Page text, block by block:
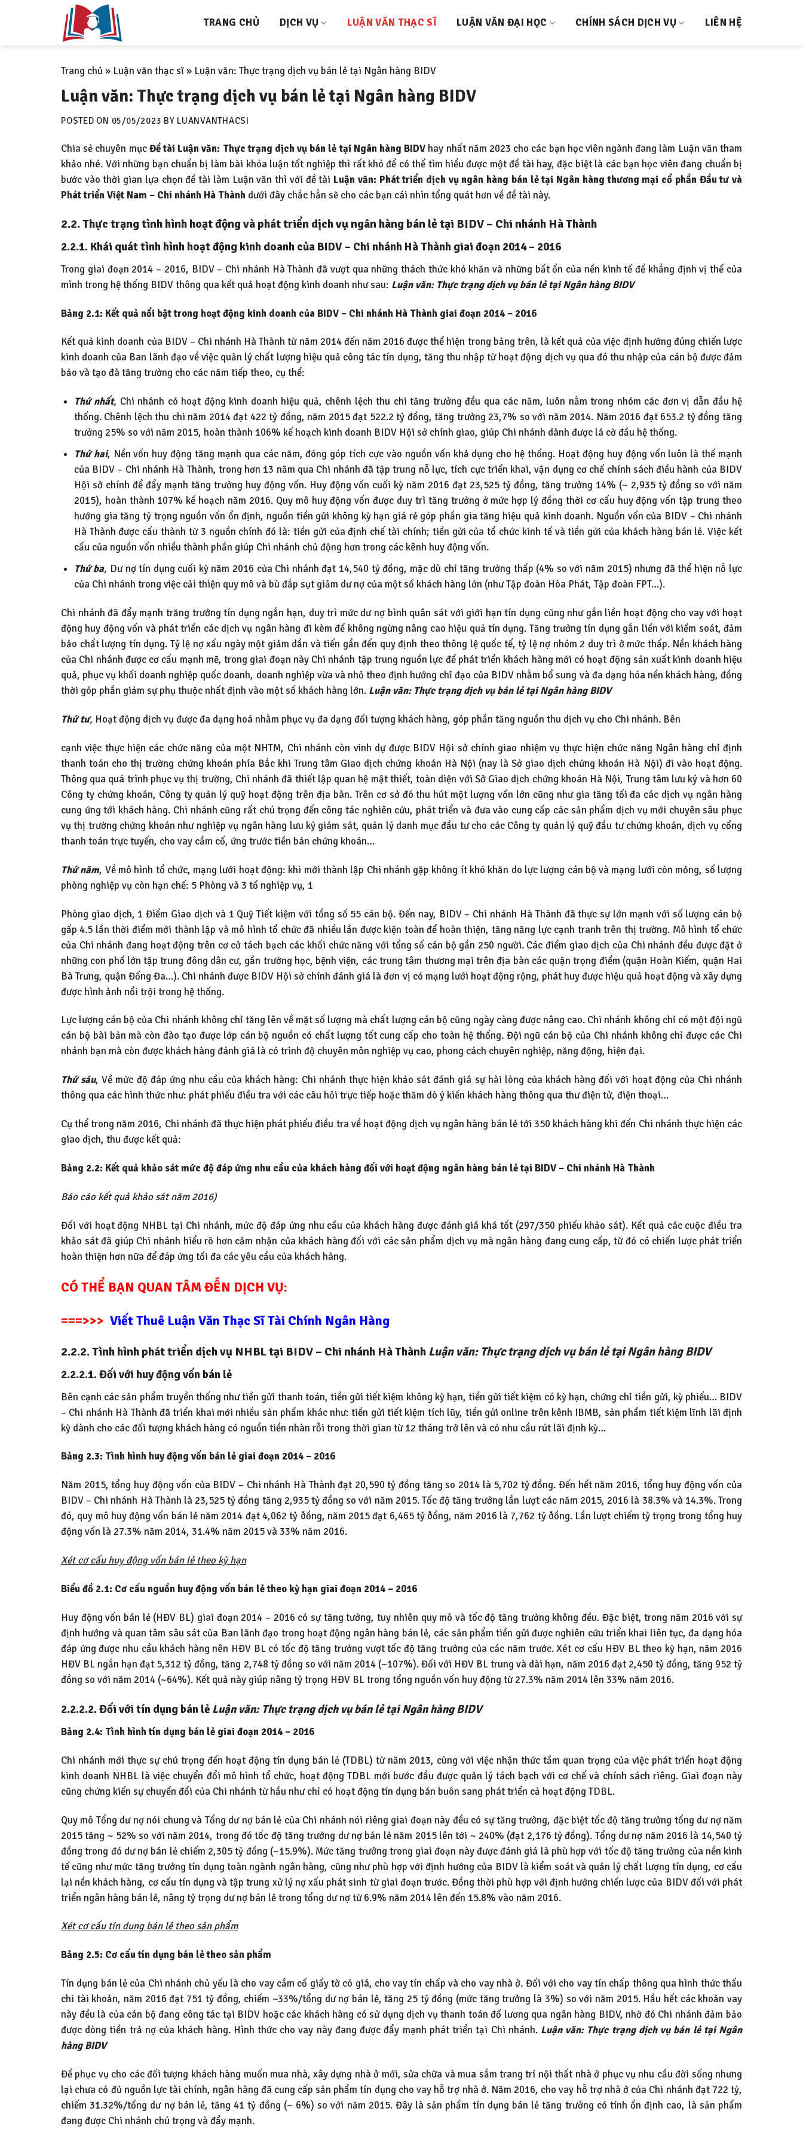
TRANG CHỦ DỊCH VỤ LUẬN VĂN THẠC SĨ LUẬN VĂN ĐẠI HỌC CHÍNH SÁCH DỊCH VỤ LIÊN HỆ
Trang chủ» Luận văn thạc sĩ» Luận văn: Thực trạng dịch vụ bán lẻ tại Ngân hàng BIDV
Luận văn: Thực trạng dịch vụ bán lẻ tại Ngân hàng BIDV
POSTED ON 05/05/2023 BY LUANVANTHACSI
Chia sẻ chuyên mụcĐề tài Luận văn: Thực trạng dịch vụ bán lẻ tại Ngân hàng BIDV hay nhất năm 2023 cho các bạn học viên ngành đang làm Luận văn tham
khảo nhé. Với những bạn chuẩn bị làm bài khóa luận tốt nghiệp thì rất khó để có thể tìm hiểu được một đề tài hay, đặc biệt là các bạn học viên đang chuẩn bị
bước vào thời gian lựa chọn đề tài làm Luận văn thì với đề tài Luận văn: Phát triển dịch vụ ngân hàng bán lẻ tại Ngân hàng thương mại cổ phần Đầu tư và
Phát triển Việt Nam – Chi nhánh Hà Thành dưới đây chắc hẳn sẽ cho các bạn cái nhìn tổng quát hơn về đề tài này.
2.2. Thực trạng tình hình hoạt động và phát triển dịch vụ ngân hàng bán lẻ tại BIDV – Chi nhánh Hà Thành
2.2.1. Khái quát tình hình hoạt động kinh doanh của BIDV – Chi nhánh Hà Thành giai đoạn 2014 – 2016
Trong giai đoạn 2014 – 2016, BIDV – Chi nhánh Hà Thành đã vượt qua những thách thức khó khăn và những bất ổn của nền kinh tế để khẳng định vị thế của
mình trong hệ thống BIDV thông qua kết quả hoạt động kinh doanh như sau: Luận văn: Thực trạng dịch vụ bán lẻ tại Ngân hàng BIDV
Bảng 2.1: Kết quả nổi bật trong hoạt động kinh doanh của BIDV – Chi nhánh Hà Thành giai đoạn 2014 – 2016
Kết quả kinh doanh của BIDV – Chi nhánh Hà Thành từ năm 2014 đến năm 2016 được thể hiện trong bảng trên, là kết quả của việc định hướng đúng chiến lược
kinh doanh của Ban lãnh đạo về việc quản lý chất lượng hiệu quả công tác tín dụng, tăng thu nhập từ hoạt động dịch vụ qua đó thu nhập của cán bộ được đảm
bảo và tạo đà tăng trưởng cho các năm tiếp theo, cụ thể:
Thứ nhất, Chi nhánh có hoạt động kinh doanh hiệu quả, chênh lệch thu chi tăng trưởng đều qua các năm, luôn nằm trong nhóm các đơn vị dẫn đầu hệ
thống. Chênh lệch thu chi năm 2014 đạt 422 tỷ đồng, năm 2015 đạt 522.2 tỷ đồng, tăng trưởng 23,7% so với năm 2014. Năm 2016 đạt 653.2 tỷ đồng tăng
trưởng 25% so với năm 2015, hoàn thành 106% kế hoạch kinh doanh BIDV Hội sở chính giao, giúp Chi nhánh dành được lá cờ đầu hệ thống.
Thứ hai, Nền vốn huy động tăng mạnh qua các năm, đóng góp tích cực vào nguồn vốn khả dụng cho hệ thống. Hoạt động huy động vốn luôn là thế mạnh
của BIDV – Chi nhánh Hà Thành, trong hơn 13 năm qua Chi nhánh đã tập trung nỗ lực, tích cực triển khai, vận dụng cơ chế chính sách điều hành của BIDV
Hội sở chính để đẩy mạnh tăng trưởng huy động vốn. Huy động vốn cuối kỳ năm 2016 đạt 23,525 tỷ đồng, tăng trưởng 14% (~ 2,935 tỷ đồng so với năm
2015), hoàn thành 107% kế hoạch năm 2016. Quy mô huy động vốn được duy trì tăng trưởng ở mức hợp lý đồng thời cơ cấu huy động vốn tập trung theo
hướng gia tăng tỷ trọng nguồn vốn ổn định, nguồn tiền gửi không kỳ hạn giá rẻ góp phần gia tăng hiệu quả kinh doanh. Nguồn vốn của BIDV – Chi nhánh
Hà Thành được cấu thành từ 3 nguồn chính đó là: tiền gửi của định chế tài chính; tiền gửi của tổ chức kinh tế và tiền gửi của khách hàng bán lẻ. Việc kết
cấu của nguồn vốn nhiều thành phần giúp Chi nhánh chủ động hơn trong các kênh huy động vốn.
Thứ ba, Dư nợ tín dụng cuối kỳ năm 2016 của Chi nhánh đạt 14,540 tỷ đồng, mặc dù chỉ tăng trưởng thấp (4% so với năm 2015) nhưng đã thể hiện nỗ lực
của Chi nhánh trong việc cải thiện quy mô và bù đắp sụt giảm dư nợ của một số khách hàng lớn (như Tập đoàn Hòa Phát, Tập đoàn FPT…).
Chi nhánh đã đẩy mạnh trăng trưởng tín dụng ngắn hạn, duy trì mức dư nợ bình quân sát với giới hạn tín dụng cũng như gắn liền hoạt động cho vay với hoạt
động huy động vốn và phát triển các dịch vụ ngân hàng đi kèm để không ngừng nâng cao hiệu quả tín dụng. Tăng trưởng tín dụng gắn liền với kiểm soát, đảm
bảo chất lượng tín dụng. Tỷ lệ nợ xấu ngày một giảm dần và tiến gần đến quy định theo thông lệ quốc tế, tỷ lệ nợ nhóm 2 duy trì ở mức thấp. Nền khách hàng
của Chi nhánh được cơ cấu mạnh mẽ, trong giai đoạn này Chi nhánh tập trung nguồn lực để phát triển khách hàng mới có hoạt động sản xuất kinh doanh hiệu
quả, phục vụ khối doanh nghiệp quốc doanh, doanh nghiệp vừa và nhỏ theo định hướng chỉ đạo của BIDV nhằm bổ sung và đa dạng hóa nền khách hàng, đồng
thời góp phần giảm sự phụ thuộc nhất định vào một số khách hàng lớn. Luận văn: Thực trạng dịch vụ bán lẻ tại Ngân hàng BIDV
Thứ tư, Hoạt động dịch vụ được đa dạng hoá nhằm phục vụ đa dạng đối tượng khách hàng, góp phần tăng nguồn thu dịch vụ cho Chi nhánh. Bên
cạnh việc thực hiện các chức năng của một NHTM, Chi nhánh còn vinh dự được BIDV Hội sở chính giao nhiệm vụ thực hiện chức năng Ngân hàng chỉ định
thanh toán cho thị trường chứng khoán phía Bắc khi Trung tâm Giao dịch chứng khoán Hà Nội (nay là Sở giao dịch chứng khoán Hà Nội) đi vào hoạt động.
Thông qua quá trình phục vụ thị trường, Chi nhánh đã thiết lập quan hệ mật thiết, toàn diện với Sở Giao dịch chứng khoán Hà Nội, Trung tâm lưu ký và hơn 60
Công ty chứng khoán, Công ty quản lý quỹ hoạt động trên địa bàn. Trên cơ sở đó thu hút một lượng vốn lớn cũng như gia tăng tối đa các dịch vụ ngân hàng
cung ứng tới khách hàng. Chi nhánh cũng rất chú trọng đến công tác nghiên cứu, phát triển và đưa vào cung cấp các sản phẩm dịch vụ mới chuyên sâu phục
vụ thị trường chứng khoán như nghiệp vụ ngân hàng lưu ký giám sát, quản lý danh mục đầu tư cho các Công ty quản lý quỹ đầu tư chứng khoán, dịch vụ cổng
thanh toán trực tuyến, cho vay cầm cố, ứng trước tiền bán chứng khoán…
Thứ năm, Về mô hình tổ chức, mạng lưới hoạt động: khi mới thành lập Chi nhánh gặp không ít khó khăn do lực lượng cán bộ và mạng lưới còn mỏng, số lượng
phòng nghiệp vụ còn hạn chế: 5 Phòng và 3 tổ nghiệp vụ, 1
Phòng giao dịch, 1 Điểm Giao dịch và 1 Quỹ Tiết kiệm với tổng số 55 cán bộ. Đến nay, BIDV – Chi nhánh Hà Thành đã thực sự lớn mạnh với số lượng cán bộ
gấp 4.5 lần thời điểm mới thành lập và mô hình tổ chức đã nhiều lần được kiện toàn để hoàn thiện, tăng năng lực cạnh tranh trên thị trường. Mô hình tổ chức
của Chi nhánh đang hoạt động trên cơ cở tách bạch các khối chức năng với tổng số cán bộ gần 250 người. Các điểm giao dịch của Chi nhánh đều được đặt ở
những con phố lớn tập trung đông dân cư, gần trường học, bệnh viện, các trung tâm thương mại trên địa bàn các quận trọng điểm (quận Hoàn Kiếm, quận Hai
Bà Trưng, quận Đống Đa…). Chi nhánh được BIDV Hội sở chính đánh giá là đơn vị có mạng lưới hoạt động rộng, phát huy được hiệu quả hoạt động và xây dựng
được hình ảnh nổi trội trong hệ thống.
Lực lượng cán bộ của Chi nhánh không chỉ tăng lên về mặt số lượng mà chất lượng cán bộ cũng ngày càng được nâng cao. Chi nhánh không chỉ có một đội ngũ
cán bộ bài bản mà còn đào tạo được lớp cán bộ nguồn có chất lượng tốt cung cấp cho toàn hệ thống. Đội ngũ cán bộ của Chi nhánh không chỉ được các Chi
nhánh bạn mà còn được khách hàng đánh giá là có trình độ chuyên môn nghiệp vụ cao, phong cách chuyên nghiệp, năng động, hiện đại.
Thứ sáu, Về mức độ đáp ứng nhu cầu của khách hàng: Chi nhánh thực hiện khảo sát đánh giá sự hài lòng của khách hàng đối với hoạt động của Chi nhánh
thông qua các hình thức như: phát phiếu điều tra với các câu hỏi trực tiếp hoặc thăm dò ý kiến khách hàng thông qua thư điện tử, điện thoại…
Cụ thể trong năm 2016, Chi nhánh đã thực hiện phát phiếu điều tra về hoạt động dịch vụ ngân hàng bán lẻ tới 350 khách hàng khi đến Chi nhánh thực hiện các
giao dịch, thu được kết quả:
Bảng 2.2: Kết quả khảo sát mức độ đáp ứng nhu cầu của khách hàng đối với hoạt động ngân hàng bán lẻ tại BIDV – Chi nhánh Hà Thành
Báo cáo kết quả khảo sát năm 2016)
Đối với hoạt động NHBL tại Chi nhánh, mức độ đáp ứng nhu cầu của khách hàng được đánh giá khá tốt (297/350 phiếu khảo sát). Kết quả các cuộc điều tra
khảo sát đã giúp Chi nhánh hiểu rõ hơn cảm nhận của khách hàng đối với các sản phẩm dịch vụ mà ngân hàng đang cung cấp, từ đó có chiến lược phát triển
hoàn thiện hơn nữa để đáp ứng tối đa các yêu cầu của khách hàng.
CÓ THỂ BẠN QUAN TÂM ĐẾN DỊCH VỤ:
===>>> Viết Thuê Luận Văn Thạc Sĩ Tài Chính Ngân Hàng
2.2.2. Tình hình phát triển dịch vụ NHBL tại BIDV – Chi nhánh Hà Thành Luận văn: Thực trạng dịch vụ bán lẻ tại Ngân hàng BIDV
2.2.2.1. Đối với huy động vốn bán lẻ
Bên cạnh các sản phẩm truyền thống như tiền gửi thanh toán, tiền gửi tiết kiệm không kỳ hạn, tiền gửi tiết kiệm có kỳ hạn, chứng chỉ tiền gửi, kỳ phiếu… BIDV
– Chi nhánh Hà Thành đã triển khai mới nhiều sản phẩm khác như: tiền gửi tiết kiệm tích lũy, tiền gửi online trên kênh IBMB, sản phẩm tiết kiệm lĩnh lãi định
kỳ dành cho các đối tượng khách hàng có nguồn tiền nhàn rỗi trong thời gian từ 12 tháng trở lên và có nhu cầu rút lãi định kỳ…
Bảng 2.3: Tình hình huy động vốn bán lẻ giai đoạn 2014 – 2016
Năm 2015, tổng huy động vốn của BIDV – Chi nhánh Hà Thành đạt 20,590 tỷ đồng tăng so 2014 là 5,702 tỷ đồng. Đến hết năm 2016, tổng huy động vốn của
BIDV – Chi nhánh Hà Thành là 23,525 tỷ đồng tăng 2,935 tỷ đồng so với năm 2015. Tốc độ tăng trưởng lần lượt các năm 2015, 2016 là 38.3% và 14.3%. Trong
đó, quy mô huy động vốn bán lẻ năm 2014 đạt 4,062 tỷ ðồng, năm 2015 đạt 6,465 tỷ ðồng, năm 2016 là 7,762 tỷ ðồng. Lần lượt chiếm tỷ trọng trong tổng huy
động vốn là 27.3% năm 2014, 31.4% năm 2015 và 33% năm 2016.
Xét cơ cấu huy động vốn bán lẻ theo kỳ hạn
Biểu đồ 2.1: Cơ cấu nguồn huy động vốn bán lẻ theo kỳ hạn giai đoạn 2014 – 2016
Huy động vốn bán lẻ (HĐV BL) giai đoạn 2014 – 2016 có sự tăng tưởng, tuy nhiên quy mô và tốc độ tăng trưởng không đều. Đặc biệt, trong năm 2016 với sự
định hướng và quan tâm sâu sát của Ban lãnh đạo trong hoạt động ngân hàng bán lẻ, các sản phẩm tiền gửi được nghiên cứu triển khai liên tục, đa dạng hóa
đáp ứng được nhu cầu khách hàng nên HĐV BL có tốc độ tăng trưởng vượt tốc độ tăng trưởng của các năm trước. Xét cơ cấu HĐV BL theo kỳ hạn, năm 2016
HĐV BL ngắn hạn đạt 5,312 tỷ đồng, tăng 2,748 tỷ đồng so với năm 2014 (~107%). Đối với HĐV BL trung và dài hạn, năm 2016 đạt 2,450 tỷ đồng, tăng 952 tỷ
đồng so với năm 2014 (~64%). Kết quả này giúp nâng tỷ trọng HĐV BL trong tổng nguồn vốn huy động từ 27.3% năm 2014 lên 33% năm 2016.
2.2.2.2. Đối với tín dụng bán lẻ Luận văn: Thực trạng dịch vụ bán lẻ tại Ngân hàng BIDV
Bảng 2.4: Tình hình tín dụng bán lẻ giai đoạn 2014 – 2016
Chi nhánh mới thực sự chú trọng đến hoạt động tín dụng bán lẻ (TDBL) từ năm 2013, cùng với việc nhận thức tầm quan trọng của việc phát triển hoạt động
kinh doanh NHBL là việc chuyển đổi mô hình tổ chức, hoạt động TDBL mới bước đầu được quản lý tách bạch với cơ chế và chính sách riêng. Giai đoạn này
cũng chứng kiến sự chuyển đổi của Chi nhánh từ hầu như chỉ có hoạt động tín dụng bán buôn sang phát triển cả hoạt động TDBL.
Quy mô Tổng dư nợ nói chung và Tổng dư nợ bán lẻ của Chi nhánh nói riêng giai đoạn này đều có sự tăng trưởng, đặc biệt tốc độ tăng trưởng tổng dư nợ năm
2015 tăng ~ 52% so với năm 2014, trong đó tốc độ tăng trưởng dư nợ bán lẻ năm 2015 lên tới ~ 240% (đạt 2,176 tỷ đồng). Tổng dư nợ năm 2016 là 14,540 tỷ
đồng trong đó dư nợ bán lẻ chiếm 2,305 tỷ đồng (~15.9%). Mức tăng trưởng trong giai đoạn này được đánh giá là phù hợp với tốc độ tăng trưởng của nền kinh
tế cũng như mức tăng trưởng tín dụng toàn ngành ngân hàng, cũng như phù hợp với định hướng của BIDV là kiểm soát và quản lý chất lượng tín dụng, cơ cấu
lại nền khách hàng, cơ cấu tín dụng và tập trung xử lý nợ xấu phát sinh từ giai đoạn trước. Đồng thời phù hợp với định hướng chiến lược của BIDV đối với phát
triển ngân hàng bán lẻ, nâng tỷ trọng dư nợ bán lẻ trong tổng dư nợ từ 6.9% năm 2014 lên đến 15.8% vào năm 2016.
Xét cơ cấu tín dụng bán lẻ theo sản phẩm
Bảng 2.5: Cơ cấu tín dụng bán lẻ theo sản phẩm
Tín dụng bán lẻ của Chi nhánh chủ yếu là cho vay cầm cố giấy tờ có giá, cho vay tín chấp và cho vay nhà ở. Đối với cho vay tín chấp thông qua hình thức thấu
chi tài khoản, năm 2016 đạt 751 tỷ đồng, chiếm ~33%/tổng dư nợ bán lẻ, tăng 25 tỷ đồng (mức tăng trưởng là 3%) so với năm 2015. Hầu hết các khoản vay
này đều là của cán bộ đang công tác tại BIDV hoặc các khách hàng có sử dụng dịch vụ thanh toán đổ lương qua ngân hàng BIDV, nhờ đó Chi nhánh đảm bảo
được dòng tiền trả nợ của khách hàng. Hình thức cho vay này đang được đẩy mạnh phát triển tại Chi nhánh. Luận văn: Thực trạng dịch vụ bán lẻ tại Ngân
hàng BIDV
Để phục vụ cho các đối tượng khách hàng muốn mua nhà, xây dựng nhà ở mới, sửa chữa và mua sắm trang trí nội thất nhà ở phục vụ nhu cầu đời sống nhưng
lại chưa có đủ nguồn lực tài chính, ngân hàng đã cung cấp sản phẩm tín dụng cho vay hỗ trợ nhà ở. Năm 2016, cho vay hỗ trợ nhà ở của Chi nhánh đạt 722 tỷ,
chiếm 31.32%/tổng dư nợ bán lẻ, tăng 41 tỷ đồng (~ 6%) so với năm 2015. Đây là sản phẩm tín dụng bán lẻ tăng trưởng có tính ổn định cao, là sản phẩm
đang được Chi nhánh chú trọng và đẩy mạnh.